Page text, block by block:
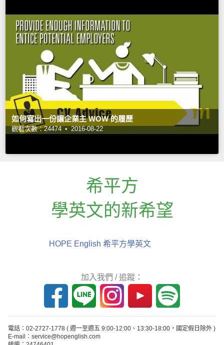
如何寫出一份讓企業主 WOW 的履歷
觀看次數：24474 • 2016-08-22
希平方
學英文的新希望
HOPE English 希平方學英文
加入我們 / 追蹤：
電話：02-2727-1778 ( 週一至週五 9:00-12:00、13:30-18:00，國定假日除外 )
E-mail：service@hopenglish.com